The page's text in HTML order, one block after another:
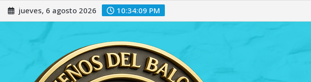
Saltar
al
jueves, 6 agosto 2026 10:34:10 PM